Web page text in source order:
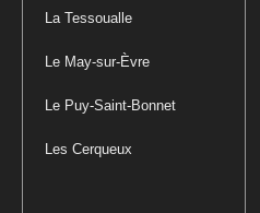
La Tessoualle
Le May-sur-Èvre
Le Puy-Saint-Bonnet
Les Cerqueux